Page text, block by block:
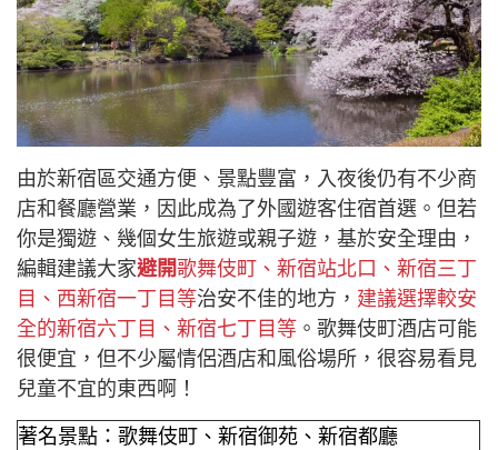
由於新宿區交通方便、景點豐富，入夜後仍有不少商
店和餐廳營業，因此成為了外國遊客住宿首選。但若
你是獨遊、幾個女生旅遊或親子遊，基於安全理由，
編輯建議大家避開歌舞伎町、新宿站北口、新宿三丁
目、西新宿一丁目等治安不佳的地方， 建議選擇較安
全的新宿六丁目、新宿七丁目等 。歌舞伎町酒店可能
很便宜，但不少屬情侶酒店和風俗場所，很容易看見
兒童不宜的東西啊！
著名景點：歌舞伎町、新宿御苑、新宿都廳